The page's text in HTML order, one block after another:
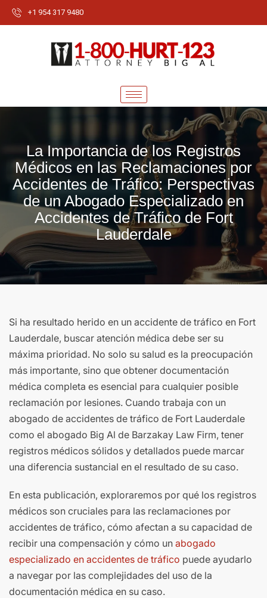
+1 954 317 9480
La Importancia de los Registros
Médicos en las Reclamaciones por
Accidentes de Tráfico: Perspectivas
de un Abogado Especializado en
Accidentes de Tráfico de Fort
Lauderdale
Si ha resultado herido en un accidente de tráfico en Fort
Lauderdale, buscar atención médica debe ser su
máxima prioridad. No solo su salud es la preocupación
más importante, sino que obtener documentación
médica completa es esencial para cualquier posible
reclamación por lesiones. Cuando trabaja con un
abogado de accidentes de tráfico de Fort Lauderdale
como el abogado Big Al de Barzakay Law Firm, tener
registros médicos sólidos y detallados puede marcar
una diferencia sustancial en el resultado de su caso.
En esta publicación, exploraremos por qué los registros
médicos son cruciales para las reclamaciones por
accidentes de tráfico, cómo afectan a su capacidad de
recibir una compensación y cómo un abogado
especializado en accidentes de tráfico puede ayudarlo
a navegar por las complejidades del uso de la
documentación médica en su caso.